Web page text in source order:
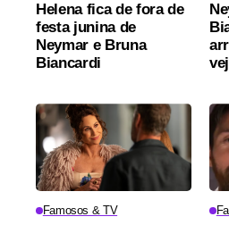
Helena fica de fora de
festa junina de
Neymar e Bruna
Biancardi
Famosos & TV